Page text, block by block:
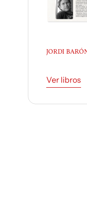
LLUÍS
dirigido y
80 libros